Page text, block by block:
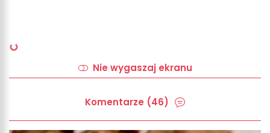
Nie wygaszaj ekranu
Komentarze (46)